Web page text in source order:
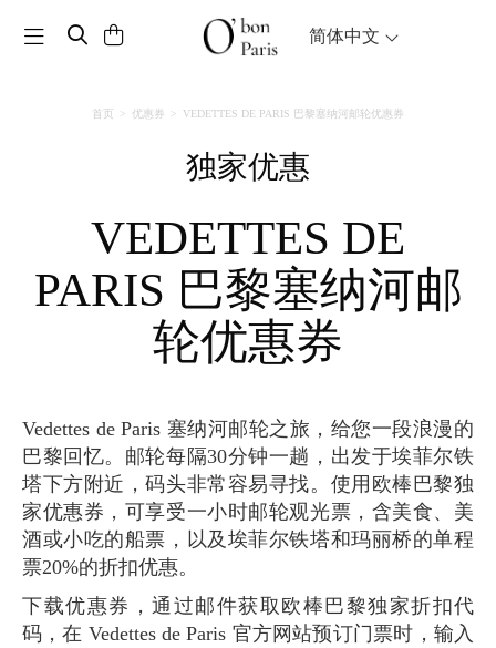
Toggle navigation 简体中文
首页 优惠券 VEDETTES DE PARIS 巴黎塞纳河邮轮优惠券
独家优惠
VEDETTES DE
PARIS 巴黎塞纳河邮
轮优惠券
Vedettes de Paris 塞纳河邮轮之旅，给您一段浪漫的
巴黎回忆。邮轮每隔30分钟一趟，出发于埃菲尔铁
塔下方附近，码头非常容易寻找。使用欧棒巴黎独
家优惠券，可享受一小时邮轮观光票，含美食、美
酒或小吃的船票，以及埃菲尔铁塔和玛丽桥的单程
票20%的折扣优惠。
下载优惠券，通过邮件获取欧棒巴黎独家折扣代
码，在 Vedettes de Paris 官方网站预订门票时，输入